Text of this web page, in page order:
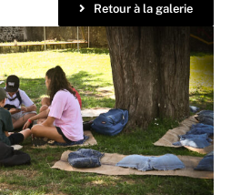
Retour à la galerie